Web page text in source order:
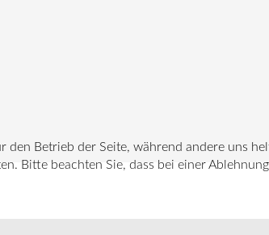
Betrieb der Seite, während andere uns
Bitte beachten Sie, dass bei einer